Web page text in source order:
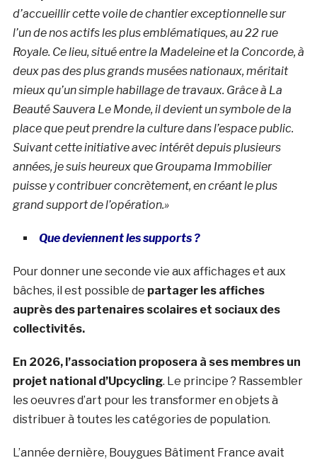
d’accueillir cette voile de chantier exceptionnelle sur
l’un de nos actifs les plus emblématiques, au 22 rue
Royale. Ce lieu, situé entre la Madeleine et la Concorde, à
deux pas des plus grands musées nationaux, méritait
mieux qu’un simple habillage de travaux. Grâce à La
Beauté Sauvera Le Monde, il devient un symbole de la
place que peut prendre la culture dans l’espace public.
Suivant cette initiative avec intérêt depuis plusieurs
années, je suis heureux que Groupama Immobilier
puisse y contribuer concrètement, en créant le plus
grand support de l’opération.»
Que deviennent les supports ?
Pour donner une seconde vie aux affichages et aux
bâches, il est possible de partager les affiches
auprès des partenaires scolaires et sociaux des
collectivités.
En 2026, l’association proposera à ses membres un
projet national d’Upcycling. Le principe ? Rassembler
les oeuvres d’art pour les transformer en objets à
distribuer à toutes les catégories de population.
L’année dernière, Bouygues Bâtiment France avait